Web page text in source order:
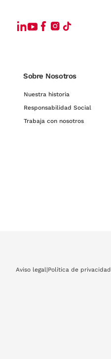
Sobre Nosotros
Nuestra historia
Responsabilidad Social
Trabaja con nosotros
Aviso legal |Política de privacidad